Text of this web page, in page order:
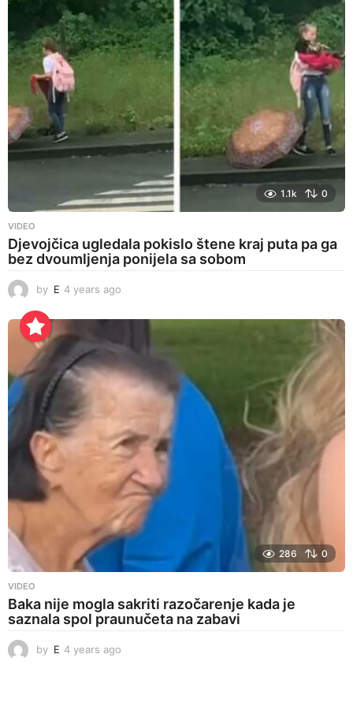
s
a
g
o
1.1k 0
VIDEO
Djevojčica ugledala pokislo štene kraj puta pa ga
bez dvoumljenja ponijela sa sobom
by E 4 years ago
e
s
a
286 0
VIDEO
Baka nije mogla sakriti razočarenje kada je
saznala spol praunučeta na zabavi
by E 4 years ago